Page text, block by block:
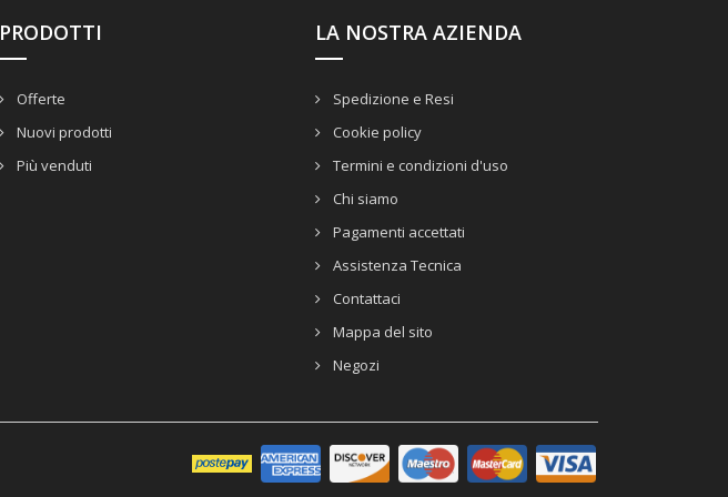
PRODOTTI
Offerte
Nuovi prodotti
Più venduti
LA NOSTRA AZIENDA
Spedizione e Resi
Cookie policy
Termini e condizioni d'uso
Chi siamo
Pagamenti accettati
Assistenza Tecnica
Contattaci
Mappa del sito
Negozi